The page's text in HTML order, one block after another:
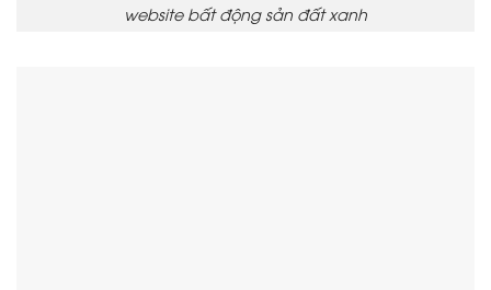
website bất động sản đất xanh